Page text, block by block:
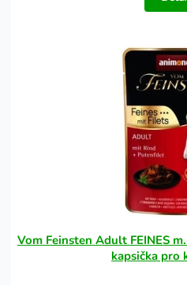
Vom Feinsten Adult FEINES
kapsička pro